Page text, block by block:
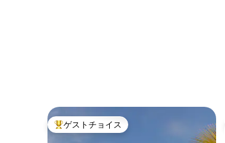
大好評のゲストチョイスです。
ゲストチョイス